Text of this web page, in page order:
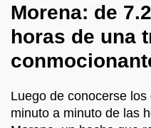
Morena: de
horas de una
Luego de conocerse los
minuto a minuto de las